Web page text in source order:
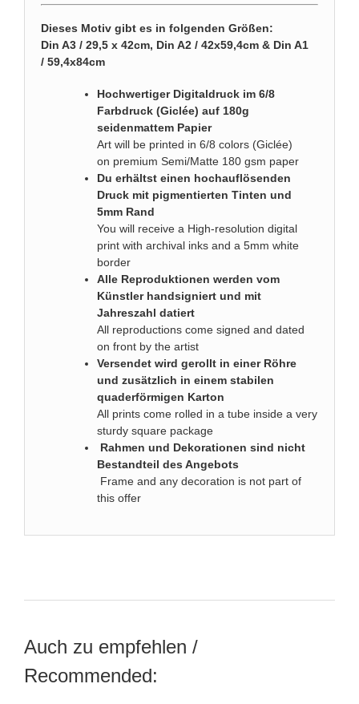
Dieses Motiv gibt es in folgenden Größen:
Din A3 / 29,5 x 42cm, Din A2 / 42x59,4cm & Din A1
/ 59,4x84cm
Hochwertiger Digitaldruck im 6/8
Farbdruck (Giclée) auf 180g
seidenmattem Papier
Art will be printed in 6/8 colors (Giclée)
on premium Semi/Matte 180 gsm paper
Du erhältst einen hochauflösenden
Druck mit pigmentierten Tinten und
5mm Rand
You will receive a High-resolution digital
print with archival inks and a 5mm white
border
Alle Reproduktionen werden vom
Künstler handsigniert und mit
Jahreszahl datiert
All reproductions come signed and dated
on front by the artist
Versendet wird gerollt in einer Röhre
und zusätzlich in einem stabilen
quaderförmigen Karton
All prints come rolled in a tube inside a very
sturdy square package
Rahmen und Dekorationen sind nicht
Bestandteil des Angebots
Frame and any decoration is not part of
this offer
Auch zu empfehlen /
Recommended: